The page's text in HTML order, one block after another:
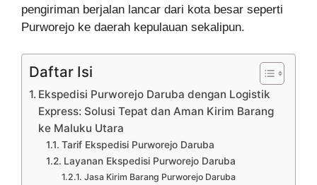
pengiriman berjalan lancar dari kota besar seperti
Purworejo ke daerah kepulauan sekalipun.
Daftar Isi
Ekspedisi Purworejo Daruba dengan Logistik
Express: Solusi Tepat dan Aman Kirim Barang
ke Maluku Utara
Tarif Ekspedisi Purworejo Daruba
Layanan Ekspedisi Purworejo Daruba
Jasa Kirim Barang Purworejo Daruba